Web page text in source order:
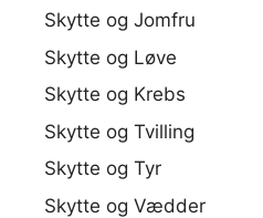
Skytte og Jomfru
Skytte og Løve
Skytte og Krebs
Skytte og Tvilling
Skytte og Tyr
Skytte og Vædder